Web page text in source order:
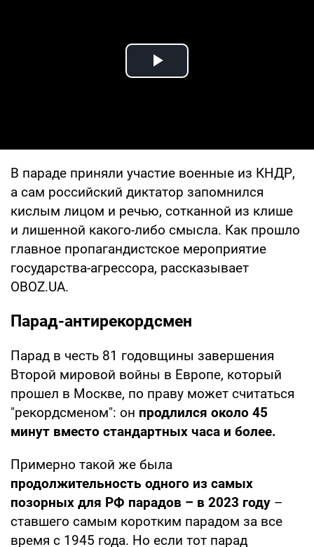
Play Video
В параде приняли участие военные из КНДР,
а сам российский диктатор запомнился
кислым лицом и речью, сотканной из клише
и лишенной какого-либо смысла. Как прошло
главное пропагандистское мероприятие
государства-агрессора, рассказывает
OBOZ.UA.
Парад-антирекордсмен
Парад в честь 81 годовщины завершения
Второй мировой войны в Европе, который
прошел в Москве, по праву может считаться
"рекордсменом": он продлился около 45
минут вместо стандартных часа и более.
Примерно такой же была
продолжительность одного из самых
позорных для РФ парадов – в 2023 году –
ставшего самым коротким парадом за все
время с 1945 года. Но если тот парад